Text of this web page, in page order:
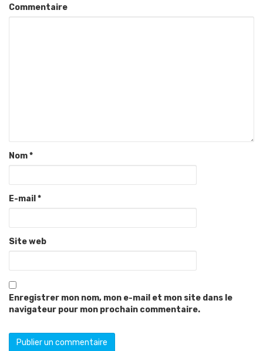
Commentaire
Nom*
E-mail*
Site web
Enregistrer mon nom, mon e-mail et mon site dans le
navigateur pour mon prochain commentaire.